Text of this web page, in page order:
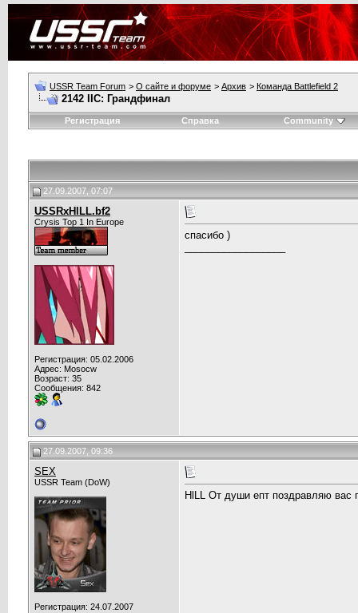
USSR Team Forum > О сайте и форуме > Архив > Команда Battlefield 2
2142 IIC: Грандфинал
Регистрация Справка Community
27.09.2007, 07:07
USSRxHlLL.bf2
Crysis Top 1 In Europe
Регистрация: 05.02.2006
Адрес: Mosocw
Возраст: 35
Сообщения: 842
спасибо )
27.09.2007, 09:36
SEX
USSR Team (DoW)
Регистрация: 24.07.2007
HlLL От души епт поздравляю вас